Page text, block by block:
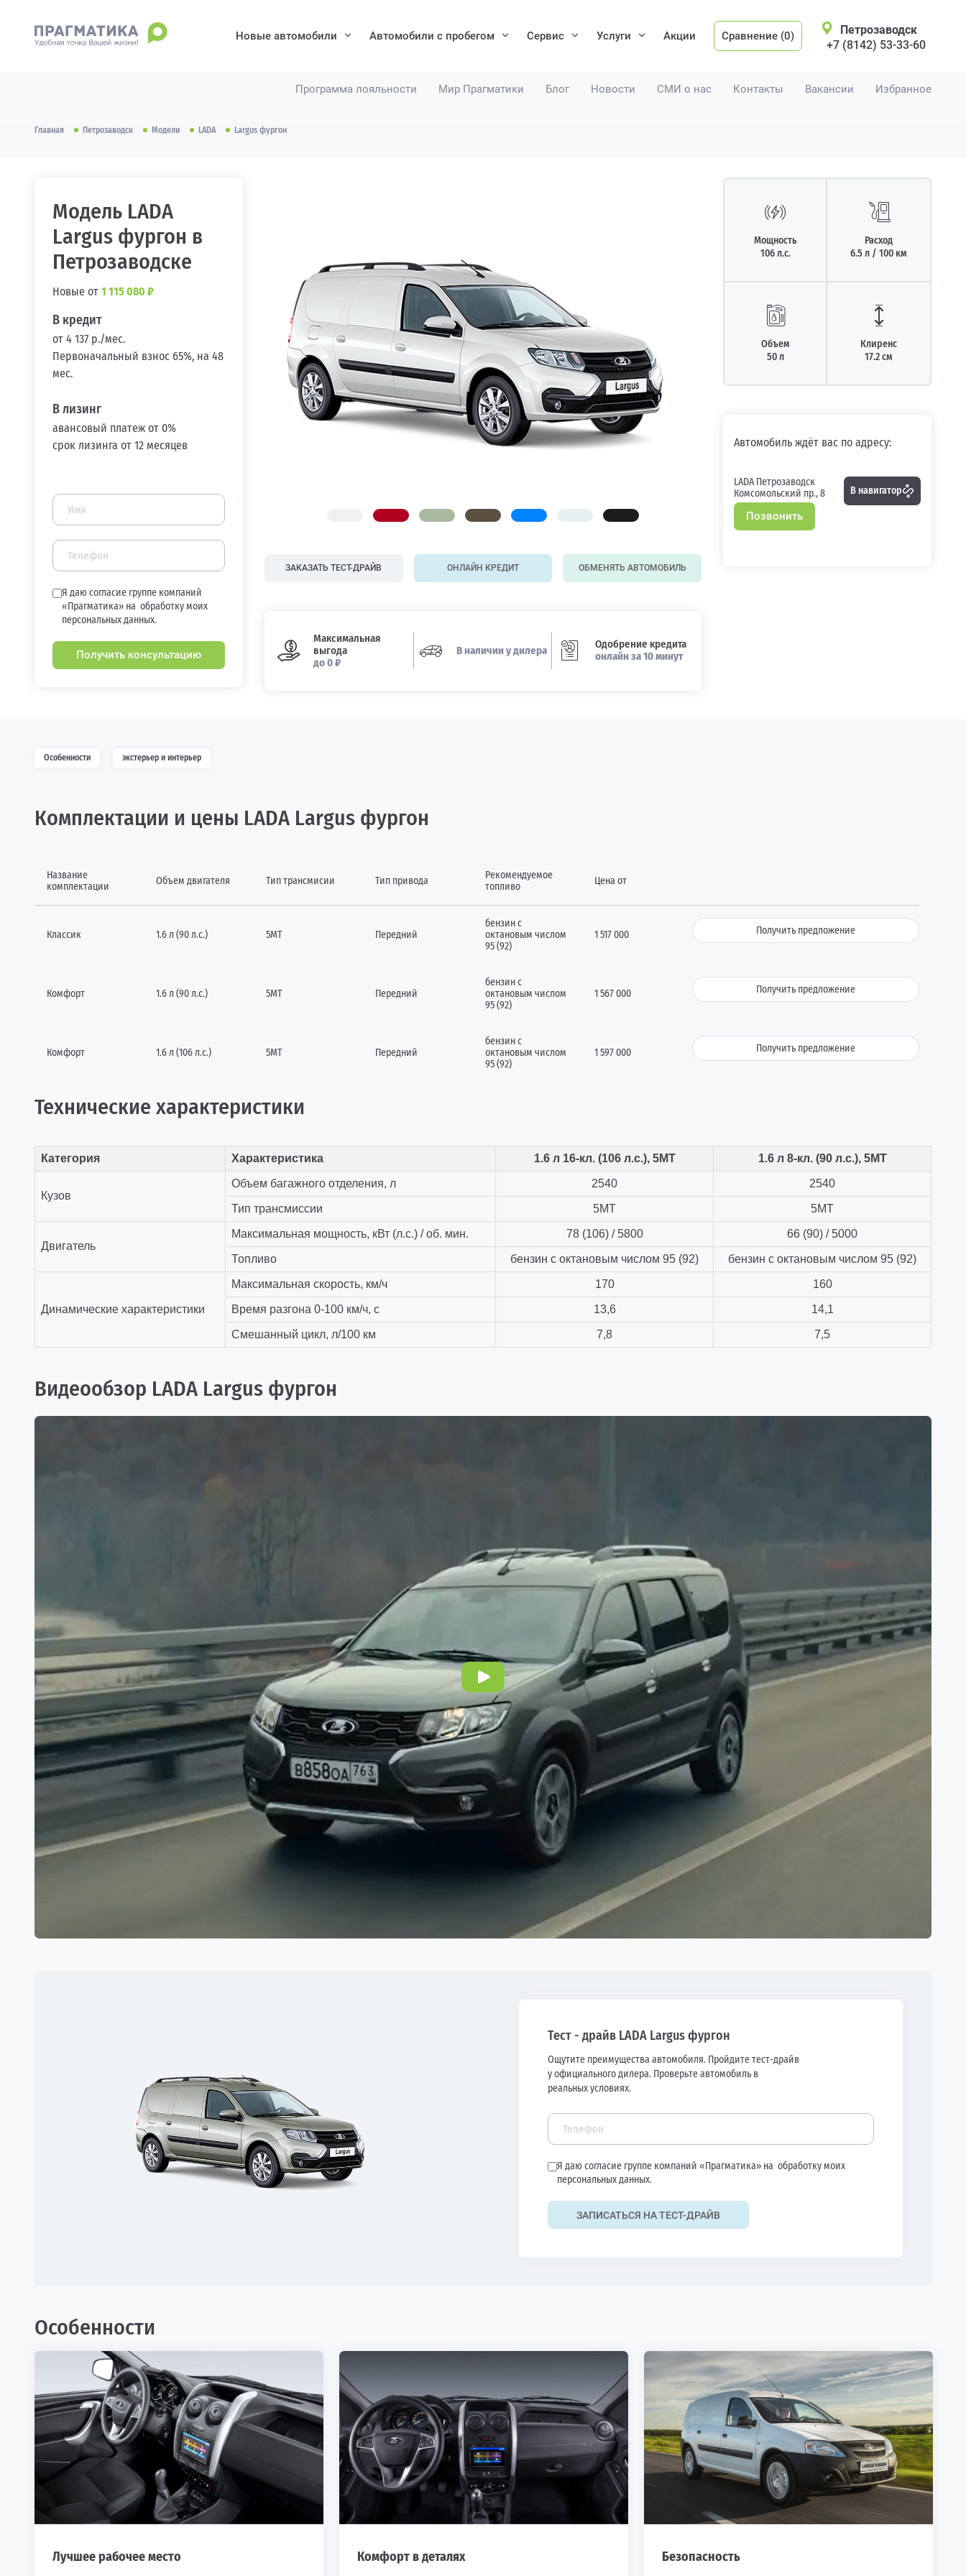
Программа лояльности Мир Прагматики Блог Новости СМИ о нас Контакты Вакансии Избранное
Новые автомобили Автомобили с пробегом Сервис Услуги Акции Сравнение (0)
Петрозаводск
+7 (8142) 53-33-60
Главная Петрозаводск Модели LADA Largus фургон
ЗАКАЗАТЬ ТЕСТ-ДРАЙВ ОНЛАЙН КРЕДИТ ОБМЕНЯТЬ АВТОМОБИЛЬ
Максимальная
выгода
до 0 ₽
В наличии у дилера
Одобрение кредита
онлайн за 10 минут
Модель LADA
Largus фургон в
Петрозаводске
Новые от 1 115 080 ₽
В кредит
от 4 137 р./мес.
Первоначальный взнос 65%, на 48
мес.
В лизинг
авансовый платеж от 0%
срок лизинга от 12 месяцев
Я даю согласие группе компаний
«Прагматика» на обработку моих
персональных данных.
Получить консультацию
Мощность
106 л.с.
Расход
6.5 л / 100 км
Объем
50 л
Клиренс
17.2 см
Автомобиль ждёт вас по адресу:
LADA Петрозаводск
Комсомольский пр., 8
Позвонить
В навигатор
Особенности экстерьер и интерьер
Комплектации и цены LADA Largus фургон
Название
комплектации
Объем двигателя Тип трансмисии Тип привода
Рекомендуемое
топливо
Цена от
Классик 1.6 л (90 л.с.) 5МТ Передний
бензин с
октановым числом
95 (92)
1 517 000 Получить предложение
Комфорт 1.6 л (90 л.с.) 5МТ Передний
бензин с
октановым числом
95 (92)
1 567 000 Получить предложение
Комфорт 1.6 л (106 л.с.) 5МТ Передний
бензин с
октановым числом
95 (92)
1 597 000 Получить предложение
Технические характеристики
Категория Характеристика 1.6 л 16-кл. (106 л.с.), 5МТ 1.6 л 8-кл. (90 л.с.), 5МТ
Кузов
Объем багажного отделения, л 2540 2540
Тип трансмиссии 5МТ 5МТ
Двигатель
Максимальная мощность, кВт (л.с.) / об. мин. 78 (106) / 5800 66 (90) / 5000
Топливо бензин с октановым числом 95 (92) бензин с октановым числом 95 (92)
Динамические характеристики
Максимальная скорость, км/ч 170 160
Время разгона 0-100 км/ч, с 13,6 14,1
Смешанный цикл, л/100 км 7,8 7,5
Видеообзор LADA Largus фургон
Тест - драйв LADA Largus фургон
Ощутите преимущества автомобиля. Пройдите тест-драйв
у официального дилера. Проверьте автомобиль в
реальных условиях.
Я даю согласие группе компаний «Прагматика» на обработку моих
персональных данных.
ЗАПИСАТЬСЯ НА ТЕСТ-ДРАЙВ
Особенности
Лучшее рабочее место Комфорт в деталях Безопасность